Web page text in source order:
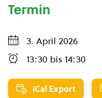
Termin
3. April 2026
13:30 bis 14:30
iCal Export